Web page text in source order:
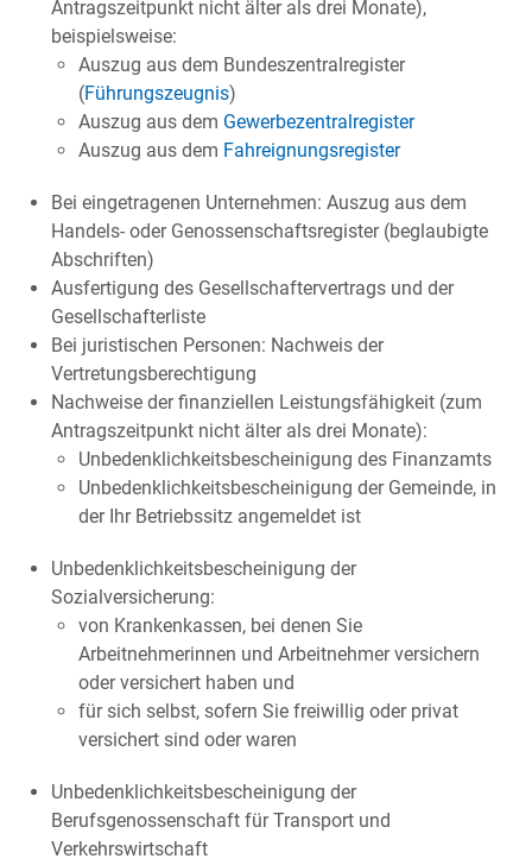
Antragszeitpunkt nicht älter als drei Monate),
beispielsweise:
Auszug aus dem Bundeszentralregister
(Führungszeugnis)
Auszug aus dem Gewerbezentralregister
Auszug aus dem Fahreignungsregister
Bei eingetragenen Unternehmen: Auszug aus dem
Handels- oder Genossenschaftsregister (beglaubigte
Abschriften)
Ausfertigung des Gesellschaftervertrags und der
Gesellschafterliste
Bei juristischen Personen: Nachweis der
Vertretungsberechtigung
Nachweise der finanziellen Leistungsfähigkeit (zum
Antragszeitpunkt nicht älter als drei Monate):
Unbedenklichkeitsbescheinigung des Finanzamts
Unbedenklichkeitsbescheinigung der Gemeinde, in
der Ihr Betriebssitz angemeldet ist
Unbedenklichkeitsbescheinigung der
Sozialversicherung:
von Krankenkassen, bei denen Sie
Arbeitnehmerinnen und Arbeitnehmer versichern
oder versichert haben und
für sich selbst, sofern Sie freiwillig oder privat
versichert sind oder waren
Unbedenklichkeitsbescheinigung der
Berufsgenossenschaft für Transport und
Verkehrswirtschaft